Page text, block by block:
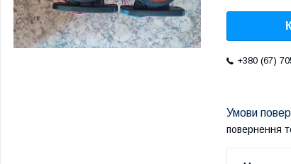
+380 (67)
повернення